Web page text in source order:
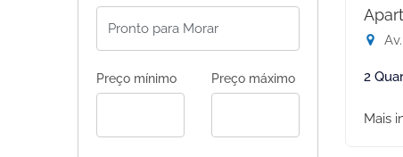
Preço mínimo Preço máximo 2
Mais